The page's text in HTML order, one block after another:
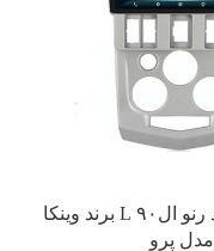
مانیتور اندروید رنو ال۹۰ L برند وینکا
مدل پرو